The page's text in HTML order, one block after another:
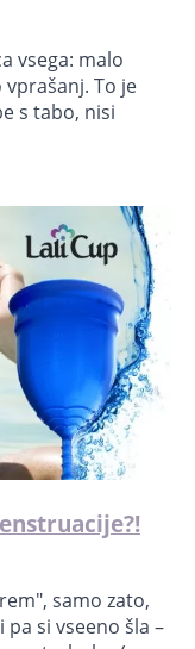
vsega: malo
To je
s tabo, nisi
samo zato,
si vseeno šla –